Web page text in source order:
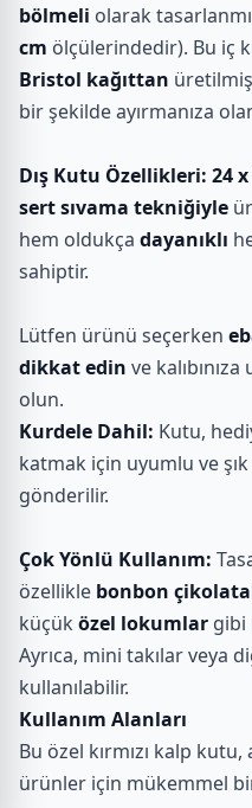
bölmeli olarak
cm ölçülerindedir). Bu iç
Bristol kağıttan üretilmiş
bir şekilde ayırmanıza
Dış Kutu Özellikleri: 24
sert sıvama tekniğiyle
hem oldukça dayanıklı
sahiptir.
Lütfen ürünü seçerken
dikkat edin ve
olun.
Kurdele Dahil: Kutu,
katmak için uyumlu ve
gönderilir.
Çok Yönlü Kullanım:
özellikle bonbon
küçük özel lokumlar gibi
Ayrıca, mini takılar veya
kullanılabilir.
Kullanım Alanları
Bu özel kırmızı kalp
ürünler için mükemmel